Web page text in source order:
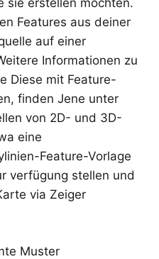
sie erstellen möchten.
Features aus deiner
auf einer
Informationen zu
Diese mit Feature-
finden Jene unter
von 2D- und 3D-
eine
Feature-Vorlage
verfügung stellen und
via Zeiger
Muster